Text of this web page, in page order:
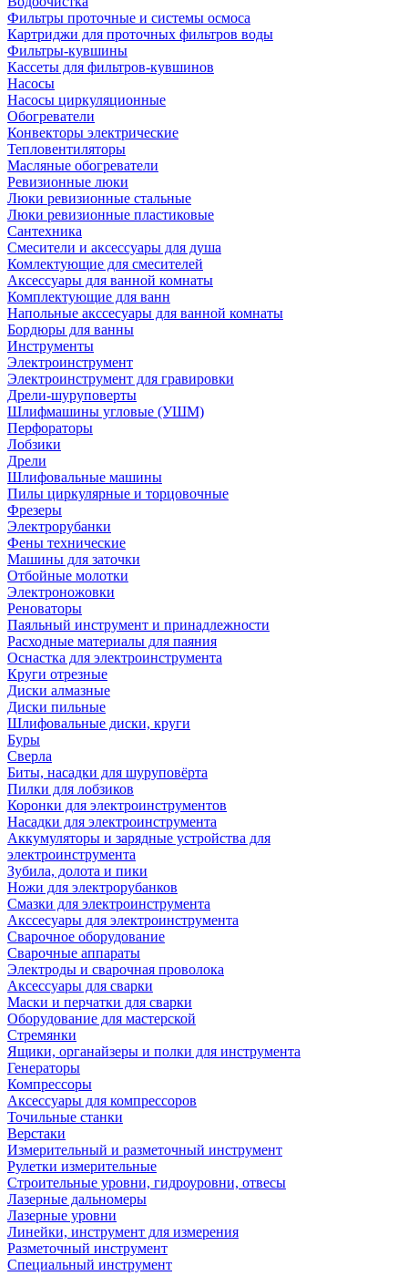
Фильтры проточные и системы осмоса
Картриджи для проточных фильтров воды
Фильтры-кувшины
Кассеты для фильтров-кувшинов
Насосы
Насосы циркуляционные
Обогреватели
Конвекторы электрические
Тепловентиляторы
Масляные обогреватели
Ревизионные люки
Люки ревизионные стальные
Люки ревизионные пластиковые
Сантехника
Смесители и аксессуары для душа
Комлектующие для смесителей
Аксессуары для ванной комнаты
Комплектующие для ванн
Напольные акссесуары для ванной комнаты
Бордюры для ванны
Инструменты
Электроинструмент
Электроинструмент для гравировки
Дрели-шуруповерты
Шлифмашины угловые (УШМ)
Перфораторы
Лобзики
Дрели
Шлифовальные машины
Пилы циркулярные и торцовочные
Фрезеры
Электрорубанки
Фены технические
Машины для заточки
Отбойные молотки
Электроножовки
Реноваторы
Паяльный инструмент и принадлежности
Расходные материалы для паяния
Оснастка для электроинструмента
Круги отрезные
Диски алмазные
Диски пильные
Шлифовальные диски, круги
Буры
Сверла
Биты, насадки для шуруповёрта
Пилки для лобзиков
Коронки для электроинструментов
Насадки для электроинструмента
Аккумуляторы и зарядные устройства для
электроинструмента
Зубила, долота и пики
Ножи для электрорубанков
Смазки для электроинструмента
Акссесуары для электроинструмента
Сварочное оборудование
Сварочные аппараты
Электроды и сварочная проволока
Аксессуары для сварки
Маски и перчатки для сварки
Оборудование для мастерской
Стремянки
Ящики, органайзеры и полки для инструмента
Генераторы
Компрессоры
Аксессуары для компрессоров
Точильные станки
Верстаки
Измерительный и разметочный инструмент
Рулетки измерительные
Строительные уровни, гидроуровни, отвесы
Лазерные дальномеры
Лазерные уровни
Линейки, инструмент для измерения
Разметочный инструмент
Специальный инструмент